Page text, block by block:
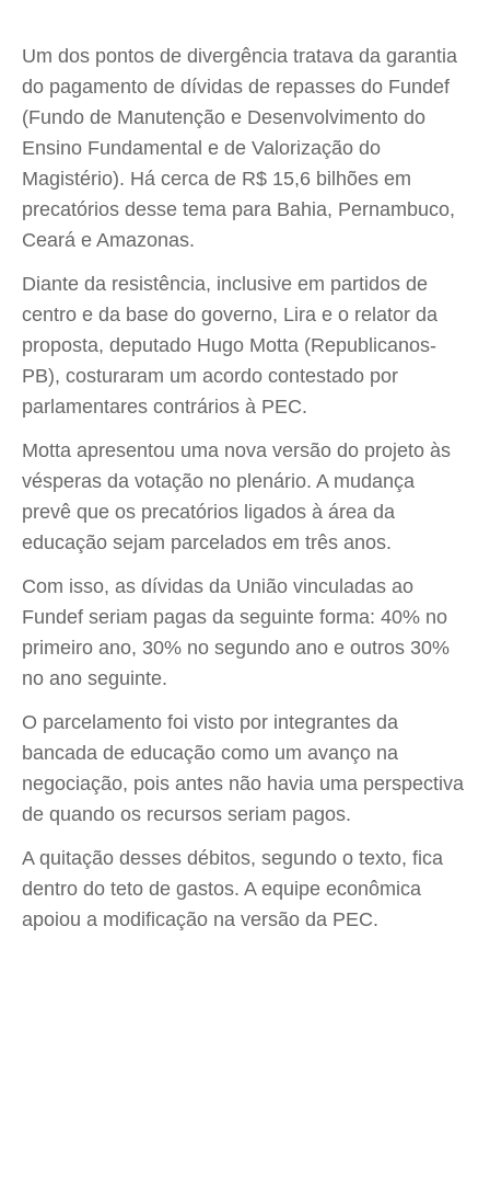
Um dos pontos de divergência tratava da garantia
do pagamento de dívidas de repasses do Fundef
(Fundo de Manutenção e Desenvolvimento do
Ensino Fundamental e de Valorização do
Magistério). Há cerca de R$ 15,6 bilhões em
precatórios desse tema para Bahia, Pernambuco,
Ceará e Amazonas.
Diante da resistência, inclusive em partidos de
centro e da base do governo, Lira e o relator da
proposta, deputado Hugo Motta (Republicanos-
PB), costuraram um acordo contestado por
parlamentares contrários à PEC.
Motta apresentou uma nova versão do projeto às
vésperas da votação no plenário. A mudança
prevê que os precatórios ligados à área da
educação sejam parcelados em três anos.
Com isso, as dívidas da União vinculadas ao
Fundef seriam pagas da seguinte forma: 40% no
primeiro ano, 30% no segundo ano e outros 30%
no ano seguinte.
O parcelamento foi visto por integrantes da
bancada de educação como um avanço na
negociação, pois antes não havia uma perspectiva
de quando os recursos seriam pagos.
A quitação desses débitos, segundo o texto, fica
dentro do teto de gastos. A equipe econômica
apoiou a modificação na versão da PEC.